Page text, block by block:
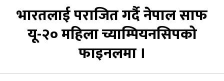
भारतलाई पराजित गर्दै नेपाल साफ
यू-२० महिला च्याम्पियनसिपको
फाइनलमा ।